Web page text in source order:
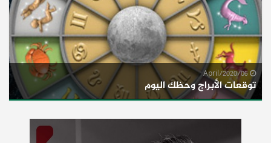
توقعات الأبراج وحظك اليوم